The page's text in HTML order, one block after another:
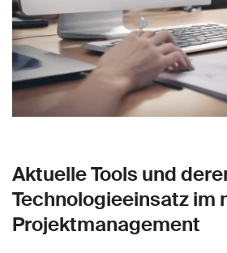
Aktuelle Tools und
Technologieeinsatz im
Projektmanagement